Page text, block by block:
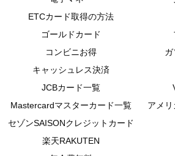
ETCカード取得の方法
ゴールドカード
コンビニお得
キャッシュレス決済
JCBカード一覧
Mastercardマスターカード一覧
アメ
セゾンSAISONクレジットカード
楽天RAKUTEN